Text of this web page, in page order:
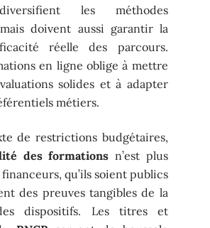
les méthodes
doivent aussi garantir la
réelle des parcours.
en ligne oblige à mettre
solides et à adapter
métiers.
de restrictions budgétaires,
des formations n’est plus
qu’ils soient publics
des preuves tangibles de la
dispositifs. Les titres et